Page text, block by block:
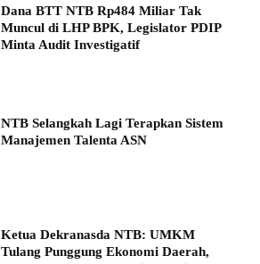
Dana BTT NTB Rp484 Miliar Tak
Muncul di LHP BPK, Legislator PDIP
Minta Audit Investigatif
NTB Selangkah Lagi Terapkan Sistem
Manajemen Talenta ASN
Ketua Dekranasda NTB: UMKM
Tulang Punggung Ekonomi Daerah,